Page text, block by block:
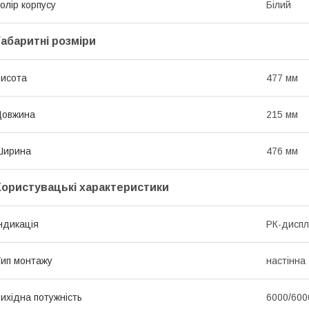
корпусу Білий
розміри
477 мм
215 мм
476 мм
характеристики
РК-
монтажу настінна
потужність 6000/